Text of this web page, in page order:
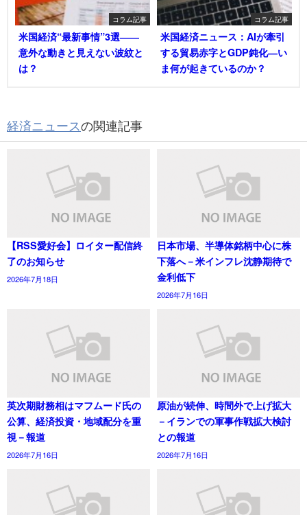
コラム記事
米国経済“最新事情”3選――
意外な動きと見えない波紋と
は？
コラム記事
米国経済ニュース：AIが牽引
する貿易赤字とGDP鈍化―い
ま何が起きているのか？
経済ニュースの関連記事
【RSS愛好会】ロイター配信終
了のお知らせ
2026年7月18日
日本市場、半導体銘柄中心に株
下落へ－米インフレ沈静期待で
金利低下
2026年7月16日
英次期財務相はマフムード氏の
公算、経済投資・地域配分を重
視－報道
2026年7月16日
原油が続伸、時間外で上げ拡大
－イランでの軍事作戦拡大検討
との報道
2026年7月16日